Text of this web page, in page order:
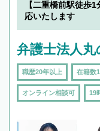
【二重橋前駅徒歩
応いたします
弁護士法人
職歴20年以上 在籍数
オンライン相談可 19